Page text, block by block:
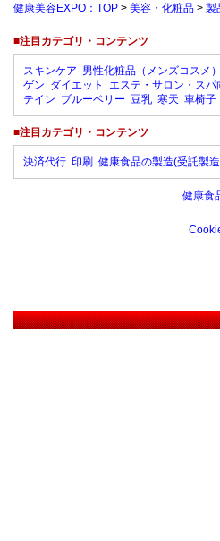
健康美容EXPO：TOP > 美容・化粧品 > 製
■注目カテゴリ・コンテンツ
スキンケア 男性化粧品（メンズコスメ）
ゲン ダイエット エステ・サロン・スパ
テイン ブルーベリー 豆乳 寒天 車椅子
■注目カテゴリ・コンテンツ
決済代行 印刷 健康食品の製造(受託製
健康食